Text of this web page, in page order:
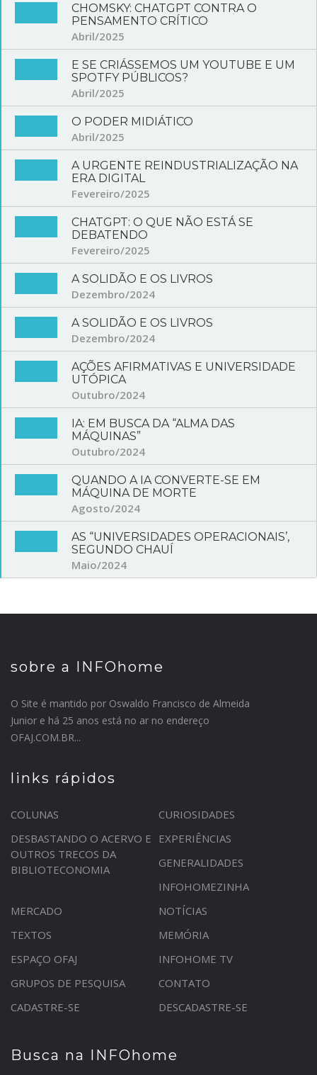
CHOMSKY: CHATGPT CONTRA O
PENSAMENTO CRÍTICO
Abril/2025
E SE CRIÁSSEMOS UM YOUTUBE E UM
SPOTFY PÚBLICOS?
Abril/2025
O PODER MIDIÁTICO
Abril/2025
A URGENTE REINDUSTRIALIZAÇÃO NA
ERA DIGITAL
Fevereiro/2025
CHATGPT: O QUE NÃO ESTÁ SE
DEBATENDO
Fevereiro/2025
A SOLIDÃO E OS LIVROS
Dezembro/2024
A SOLIDÃO E OS LIVROS
Dezembro/2024
AÇÕES AFIRMATIVAS E UNIVERSIDADE
UTÓPICA
Outubro/2024
IA: EM BUSCA DA “ALMA DAS
MÁQUINAS”
Outubro/2024
QUANDO A IA CONVERTE-SE EM
MÁQUINA DE MORTE
Agosto/2024
AS “UNIVERSIDADES OPERACIONAIS’,
SEGUNDO CHAUÍ
Maio/2024
sobre a INFOhome
O Site é mantido por Oswaldo Francisco de Almeida
Junior e há 25 anos está no ar no endereço
OFAJ.COM.BR...
links rápidos
COLUNAS
CURIOSIDADES
DESBASTANDO O ACERVO E
OUTROS TRECOS DA
BIBLIOTECONOMIA
EXPERIÊNCIAS
GENERALIDADES
INFOHOMEZINHA
MERCADO
NOTÍCIAS
TEXTOS
MEMÓRIA
ESPAÇO OFAJ
INFOHOME TV
GRUPOS DE PESQUISA
CONTATO
CADASTRE-SE
DESCADASTRE-SE
Busca na INFOhome